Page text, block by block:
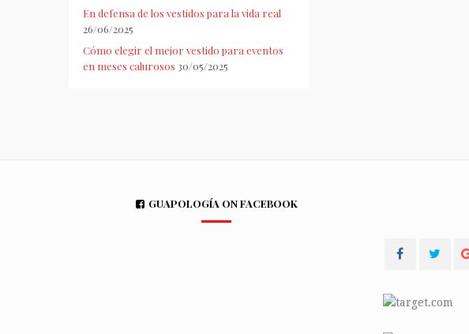
En defensa de los vestidos para la vida real
26/06/2025
Cómo elegir el mejor vestido para eventos
en meses calurosos 30/05/2025
GUAPOLOGÍA ON FACEBOOK